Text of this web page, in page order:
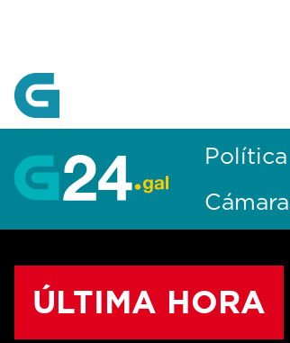
Política
ÚLTIMA HORA